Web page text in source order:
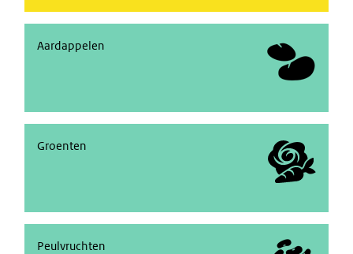
Aardappelen
Aardappelen
Groenten
Groenten
Peulvruchten
Peulvruchten